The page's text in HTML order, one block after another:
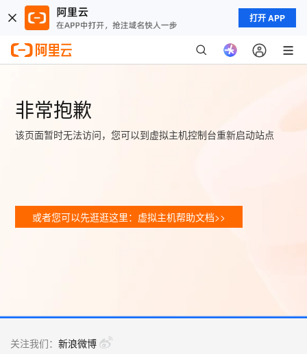
打开 APP
非常抱歉
该页面暂时无法访问，您可以到虚拟主机控制台重新启动站点
或者您可以先逛逛这里：虚拟主机帮助文档>>